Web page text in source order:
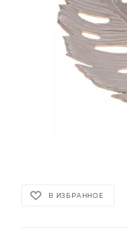
В ИЗБРАННОЕ